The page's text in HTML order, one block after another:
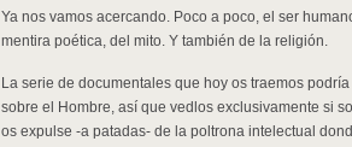
Ya nos vamos acercando. Poco a poco, el ser
mentira poética, del mito. Y también de la religión.
La serie de documentales que hoy os traemos
sobre el Hombre, así que vedlos exclusivamente si
os expulse -a patadas- de la poltrona intelectual